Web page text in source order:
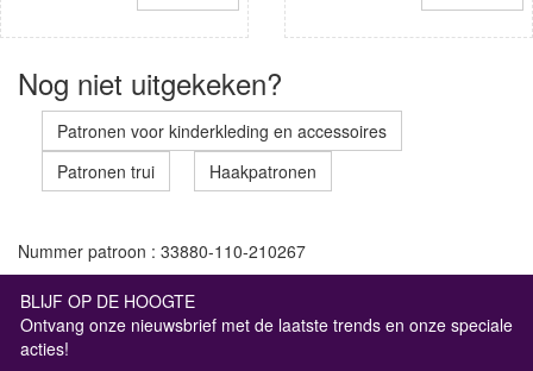
Nog niet uitgekeken?
Patronen voor kinderkleding en accessoires
Patronen trui
Haakpatronen
Nummer patroon : 33880-110-210267
BLIJF OP DE HOOGTE
Ontvang onze nieuwsbrief met de laatste trends en onze speciale
acties!